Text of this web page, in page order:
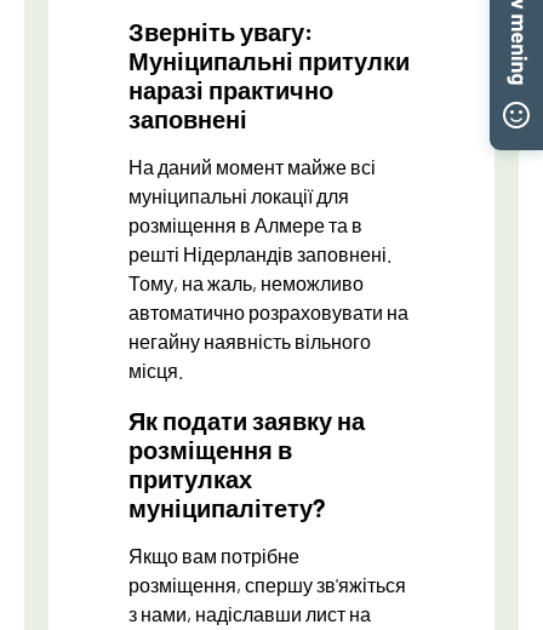
Зверніть увагу:
Муніципальні притулки
наразі практично
заповнені
На даний момент майже всі
муніципальні локації для
розміщення в Алмере та в
решті Нідерландів заповнені.
Тому, на жаль, неможливо
автоматично розраховувати на
негайну наявність вільного
місця.
Як подати заявку на
розміщення в
притулках
муніципалітету?
Якщо вам потрібне
розміщення, спершу зв'яжіться
з нами, надіславши лист на